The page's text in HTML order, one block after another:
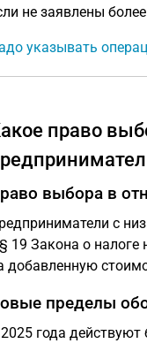
не заявлены
указывать
право
выбора в
с
19 Закона о налоге
добавленную
пределы
года